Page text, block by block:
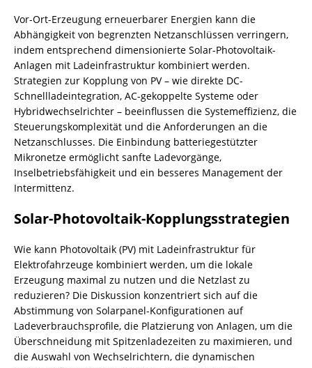
Vor-Ort-Erzeugung erneuerbarer Energien kann die
Abhängigkeit von begrenzten Netzanschlüssen verringern,
indem entsprechend dimensionierte Solar-Photovoltaik-
Anlagen mit Ladeinfrastruktur kombiniert werden.
Strategien zur Kopplung von PV – wie direkte DC-
Schnellladeintegration, AC-gekoppelte Systeme oder
Hybridwechselrichter – beeinflussen die Systemeffizienz, die
Steuerungskomplexität und die Anforderungen an die
Netzanschlusses. Die Einbindung batteriegestützter
Mikronetze ermöglicht sanfte Ladevorgänge,
Inselbetriebsfähigkeit und ein besseres Management der
Intermittenz.
Solar-Photovoltaik-Kopplungsstrategien
Wie kann Photovoltaik (PV) mit Ladeinfrastruktur für
Elektrofahrzeuge kombiniert werden, um die lokale
Erzeugung maximal zu nutzen und die Netzlast zu
reduzieren? Die Diskussion konzentriert sich auf die
Abstimmung von Solarpanel-Konfigurationen auf
Ladeverbrauchsprofile, die Platzierung von Anlagen, um die
Überschneidung mit Spitzenladezeiten zu maximieren, und
die Auswahl von Wechselrichtern, die dynamischen